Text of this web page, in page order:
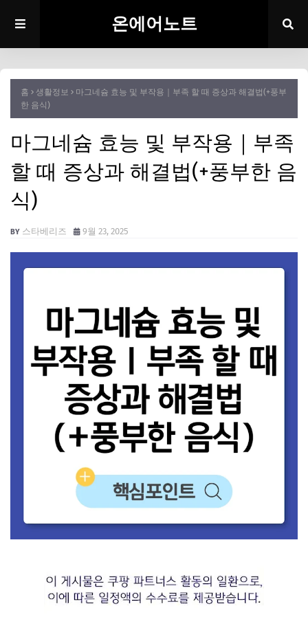
온에어노트
홈 생활정보
마그네슘 효능 및 부작용｜부족 할 때 증상과 해결법(+풍부
한 음식)
마그네슘 효능 및 부작용｜부족
할 때 증상과 해결법(+풍부한 음
식)
스타베리즈 9월 23, 2025